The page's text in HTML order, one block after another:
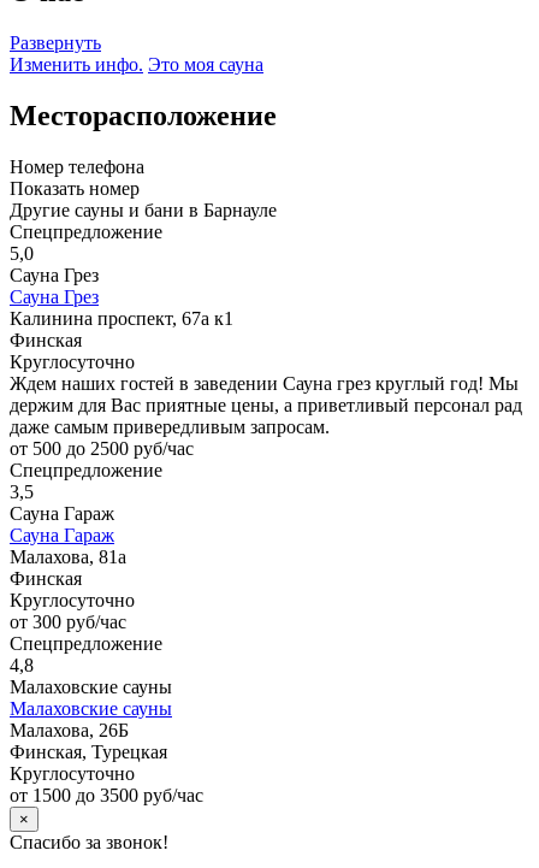
Развернуть
Изменить инфо. Это моя сауна
Месторасположение
Номер телефона
Показать номер
Другие сауны и бани в Барнауле
Спецпредложение
5,0
Сауна Грез
Сауна Грез
Калинина проспект, 67а к1
Финская
Круглосуточно
Ждем наших гостей в заведении Сауна грез круглый год! Мы
держим для Вас приятные цены, а приветливый персонал рад
даже самым привередливым запросам.
от 500 до 2500 руб/час
Спецпредложение
3,5
Сауна Гараж
Сауна Гараж
Малахова, 81а
Финская
Круглосуточно
от 300 руб/час
Спецпредложение
4,8
Малаховские сауны
Малаховские сауны
Малахова, 26Б
Финская, Турецкая
Круглосуточно
от 1500 до 3500 руб/час
×
Спасибо за звонок!